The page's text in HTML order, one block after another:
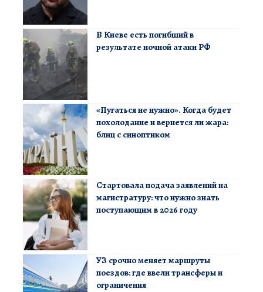
В Киеве есть погибший в
результате ночной атаки РФ
«Пугаться не нужно». Когда будет
похолодание и вернется ли жара:
блиц с синоптиком
Стартовала подача заявлений на
магистратуру: что нужно знать
поступающим в 2026 году
УЗ срочно меняет маршруты
поездов: где ввели трансферы и
ограничения